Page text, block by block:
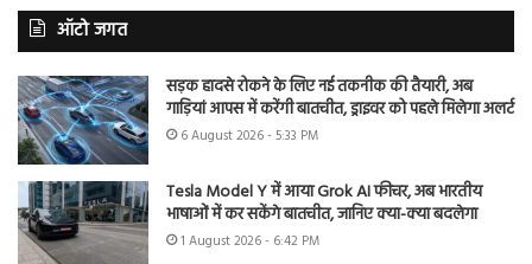
ऑटो जगत
सड़क हादसे रोकने के लिए नई तकनीक की तैयारी, अब
गाड़ियां आपस में करेंगी बातचीत, ड्राइवर को पहले मिलेगा अलर्ट
6 August 2026 - 5:33 PM
Tesla Model Y में आया Grok AI फीचर, अब भारतीय
भाषाओं में कर सकेंगे बातचीत, जानिए क्या-क्या बदलेगा
1 August 2026 - 6:42 PM